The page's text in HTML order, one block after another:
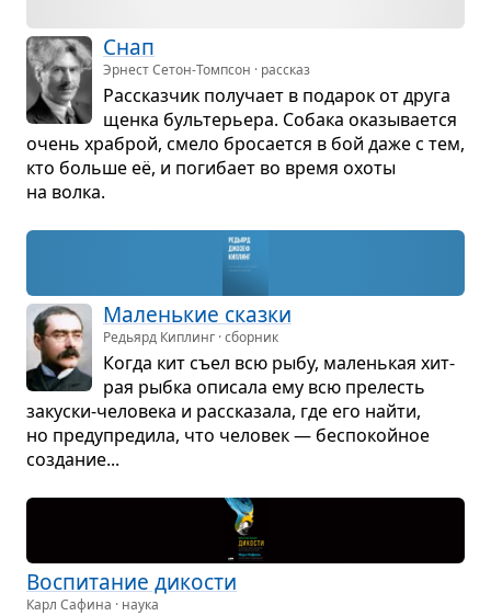
Снап
Эрнест Сетон-Томпсон · рассказ
Рас­сказ­чик полу­чает в пода­рок от друга
щенка буль­те­рьера. Собака ока­зы­ва­ется
очень хра­брой, смело бро­са­ется в бой даже с тем,
кто больше её, и поги­бает во время охоты
на волка.
Малень­кие сказки
Редьярд Киплинг · сборник
Когда кит съел всю рыбу, малень­кая хит­
рая рыбка опи­сала ему всю пре­лесть
закуски-чело­века и рас­ска­зала, где его найти,
но пре­ду­пре­дила, что чело­век — бес­по­койное
созда­ние...
Вос­пи­та­ние дико­сти
Карл Сафина · наука